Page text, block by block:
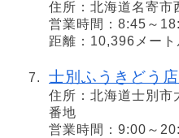
住所：北海道名寄市
営業時間：8:45～
距離：10,396メート
士別ふうきどう店
住所：北海道士別市
番地
営業時間：9:00～